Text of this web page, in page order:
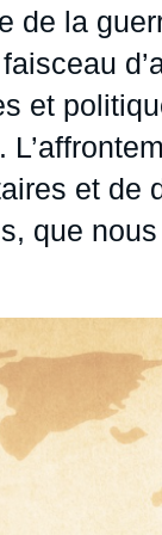
Ramses
Politique
Podcast
Europe
Russie -
Afrique du
de la
et
et de
que